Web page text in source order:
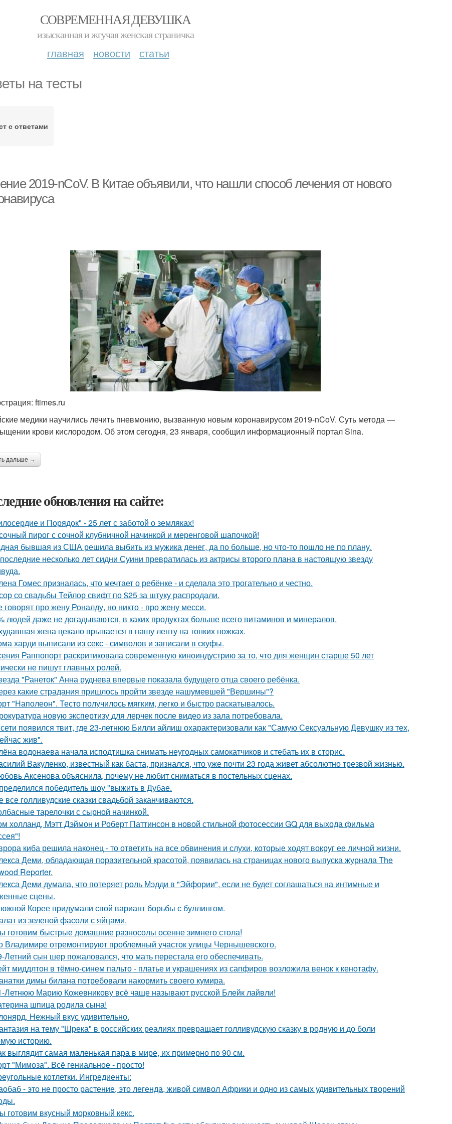
СОВРЕМЕННАЯ ДЕВУШКА
изысканная и жгучая женская страничка
главная новости статьи
на тесты
с ответами
2019-nCoV. В Китае объявили, что нашли способ лечения от нового
ftimes.ru
медики научились лечить пневмонию, вызванную новым коронавирусом 2019-nCoV. Суть метода —
крови кислородом. Об этом сегодня, 23 января, сообщил информационный портал Sina.
дальше →
обновления на сайте:
и Порядок" - 25 лет с заботой о земляках!
пирог с сочной клубничной начинкой и меренговой шапочкой!
бывшая из США решила выбить из мужика денег, да по больше, но что-то пошло не по плану.
несколько лет сидни Суини превратилась из актрисы второго плана в настоящую звезду
Гомес призналась, что мечтает о ребёнке - и сделала это трогательно и честно.
со свадьбы Тейлор свифт по $25 за штуку распродали.
говорят про жену Роналду, но никто - про жену месси.
людей даже не догадываются, в каких продуктах больше всего витаминов и минералов.
жена цекало врывается в нашу ленту на тонких ножках.
харди выписали из секс - символов и записали в скуфы.
Раппопорт раскритиковала современную киноиндустрию за то, что для женщин старше 50 лет
не пишут главных ролей.
"Ранеток" Анна руднева впервые показала будущего отца своего ребёнка.
какие страдания пришлось пройти звезде нашумевшей "Вершины"?
"Наполеон". Тесто получилось мягким, легко и быстро раскатывалось.
новую экспертизу для лерчек после видео из зала потребовала.
появился твит, где 23-летнюю Билли айлиш охарактеризовали как "Самую Сексуальную Девушку из тех,
жив".
водонаева начала исподтишка снимать неугодных самокатчиков и стебать их в сторис.
Вакуленко, известный как баста, признался, что уже почти 23 года живет абсолютно трезвой жизнью.
Аксенова объяснила, почему не любит сниматься в постельных сценах.
победитель шоу "выжить в Дубае.
все голливудские сказки свадьбой заканчиваются.
тарелочки с сырной начинкой.
холланд, Мэтт Дэймон и Роберт Паттинсон в новой стильной фотосессии GQ для выхода фильма
киба решила наконец - то ответить на все обвинения и слухи, которые ходят вокруг ее личной жизни.
Деми, обладающая поразительной красотой, появилась на страницах нового выпуска журнала The
Reporter.
Деми думала, что потеряет роль Мэдди в "Эйфории", если не будет соглашаться на интимные и
сцены.
Корее придумали свой вариант борьбы с буллингом.
из зеленой фасоли с яйцами.
готовим быстрые домашние разносолы осенне зимнего стола!
Владимире отремонтируют проблемный участок улицы Чернышевского.
Летний сын шер пожаловался, что мать перестала его обеспечивать.
миддлтон в тёмно-синем пальто - платье и украшениях из сапфиров возложила венок к кенотафу.
димы билана потребовали накормить своего кумира.
Летнюю Марию Кожевникову всё чаще называют русской Блейк лайвли!
шпица родила сына!
Нежный вкус удивительно.
на тему "Шрека" в российских реалиях превращает голливудскую сказку в родную и до боли
историю.
выглядит самая маленькая пара в мире, их примерно по 90 см.
"Мимоза". Всё гениальное - просто!
котлетки. Ингредиенты:
- это не просто растение, это легенда, живой символ Африки и одно из самых удивительных творений
готовим вкусный морковный кекс.